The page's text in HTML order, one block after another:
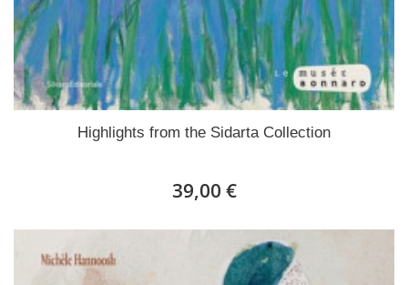
Highlights from the Sidarta Collection
39,00 €